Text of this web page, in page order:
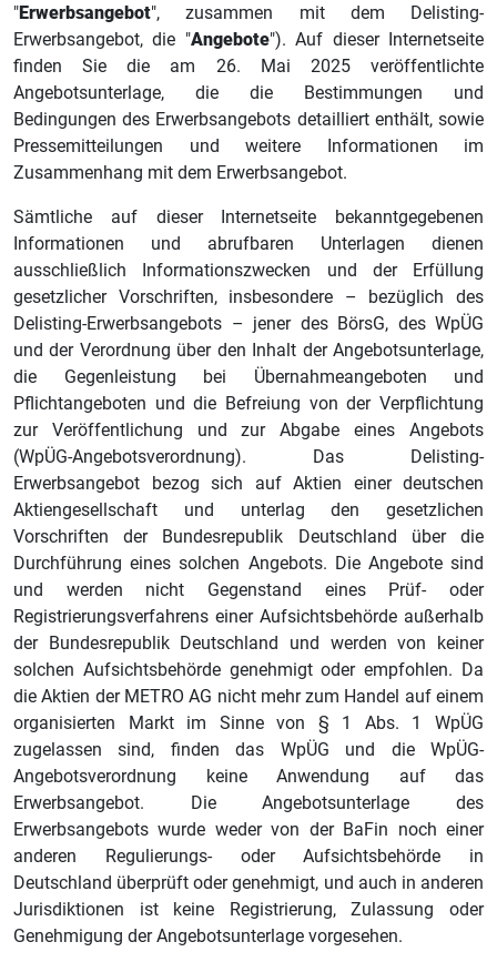
"Erwerbsangebot", zusammen mit dem Delisting-
Erwerbsangebot, die "Angebote"). Auf dieser Internetseite
finden Sie die am 26. Mai 2025 veröffentlichte
Angebotsunterlage, die die Bestimmungen und
Bedingungen des Erwerbsangebots detailliert enthält, sowie
Pressemitteilungen und weitere Informationen im
Zusammenhang mit dem Erwerbsangebot.
Sämtliche auf dieser Internetseite bekanntgegebenen
Informationen und abrufbaren Unterlagen dienen
ausschließlich Informationszwecken und der Erfüllung
gesetzlicher Vorschriften, insbesondere – bezüglich des
Delisting-Erwerbsangebots – jener des BörsG, des WpÜG
und der Verordnung über den Inhalt der Angebotsunterlage,
die Gegenleistung bei Übernahmeangeboten und
Pflichtangeboten und die Befreiung von der Verpflichtung
zur Veröffentlichung und zur Abgabe eines Angebots
(WpÜG‑Angebotsverordnung). Das Delisting-
Erwerbsangebot bezog sich auf Aktien einer deutschen
Aktiengesellschaft und unterlag den gesetzlichen
Vorschriften der Bundesrepublik Deutschland über die
Durchführung eines solchen Angebots. Die Angebote sind
und werden nicht Gegenstand eines Prüf‑ oder
Registrierungsverfahrens einer Aufsichtsbehörde außerhalb
der Bundesrepublik Deutschland und werden von keiner
solchen Aufsichtsbehörde genehmigt oder empfohlen. Da
die Aktien der METRO AG nicht mehr zum Handel auf einem
organisierten Markt im Sinne von § 1 Abs. 1 WpÜG
zugelassen sind, finden das WpÜG und die WpÜG-
Angebotsverordnung keine Anwendung auf das
Erwerbsangebot. Die Angebotsunterlage des
Erwerbsangebots wurde weder von der BaFin noch einer
anderen Regulierungs- oder Aufsichtsbehörde in
Deutschland überprüft oder genehmigt, und auch in anderen
Jurisdiktionen ist keine Registrierung, Zulassung oder
Genehmigung der Angebotsunterlage vorgesehen.